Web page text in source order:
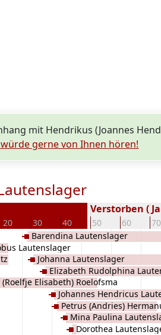
mit Hendrikus (Joannes
gerne von Ihnen hören!
20 30 40 50 60 70
Verstorben (
Lautenslager
(Roelfje Elisabeth) Roelofsma
Barendina Lautenslager
Johanna Lautenslager
Elizabeth Rudolphina
Johannes Hendricus
Petrus (Andries)
Mina Paulina
Dorothea